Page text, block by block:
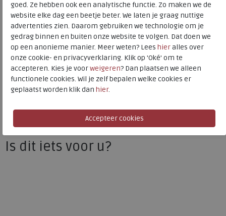
Waldlaufer
Toon alles van
Waldlaufer
Naar allesneakers / veterschoenen
Hakhoogte
2.00 cm
Is dit iets voor u?
goed. Ze hebben ook een analytische functie. Zo maken we de
website elke dag een beetje beter. We laten je graag nuttige
advertenties zien. Daarom gebruiken we technologie om je
gedrag binnen en buiten onze website te volgen. Dat doen we
op een anonieme manier. Meer weten? Lees hieralles over
onze cookie- en privacyverklaring. Klik op 'Oké' om te
accepteren. Kies je voorweigeren? Dan plaatsen we alleen
functionele cookies. Wil je zelf bepalen welke cookies er
geplaatst worden klik dan hier.